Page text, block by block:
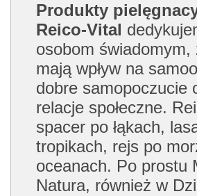
Produkty
Reico-Vital
osobom świadomym,
mają wpływ na
dobre samopoczucie
relacje społeczne.
spacer po łąkach,
tropikach, rejs po
oceanach. Po prostu
Natura, również w